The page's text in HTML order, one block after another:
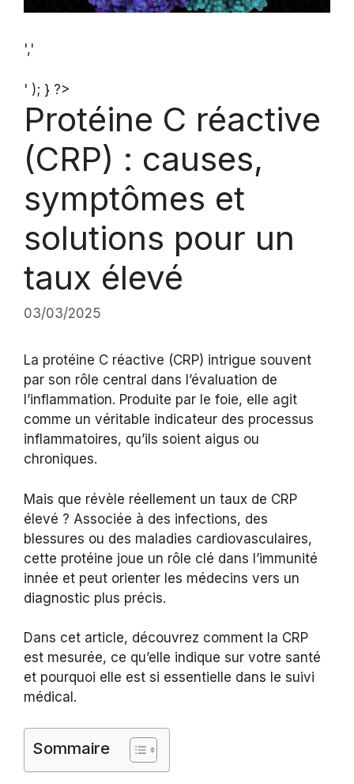
','
' ); } ?>
Protéine C réactive
(CRP) : causes,
symptômes et
solutions pour un
taux élevé
03/03/2025
La protéine C réactive (CRP) intrigue souvent
par son rôle central dans l’évaluation de
l’inflammation. Produite par le foie, elle agit
comme un véritable indicateur des processus
inflammatoires, qu’ils soient aigus ou
chroniques.
Mais que révèle réellement un taux de CRP
élevé ? Associée à des infections, des
blessures ou des maladies cardiovasculaires,
cette protéine joue un rôle clé dans l’immunité
innée et peut orienter les médecins vers un
diagnostic plus précis.
Dans cet article, découvrez comment la CRP
est mesurée, ce qu’elle indique sur votre santé
et pourquoi elle est si essentielle dans le suivi
médical.
Sommaire